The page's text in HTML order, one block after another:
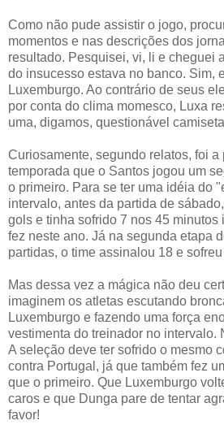
Como não pude assistir o jogo,
momentos e nas descrições dos
resultado. Pesquisei, vi, li e cheguei
do insucesso estava no banco. Sim,
Luxemburgo. Ao contrário de seus
por conta do clima momesco, Luxa
uma, digamos, questionável
Curiosamente, segundo relatos, foi a
temporada que o Santos jogou um
o primeiro. Para se ter uma idéia do
intervalo, antes da partida de
gols e tinha sofrido 7 nos 45
fez neste ano. Já na segunda etapa
partidas, o time assinalou 18 e sofreu
Mas dessa vez a mágica não deu
imaginem os atletas escutando
Luxemburgo e fazendo uma força
vestimenta do treinador no intervalo.
A seleção deve ter sofrido o mesmo
contra Portugal, já que também fez
que o primeiro. Que Luxemburgo
caros e que Dunga pare de tentar
favor!